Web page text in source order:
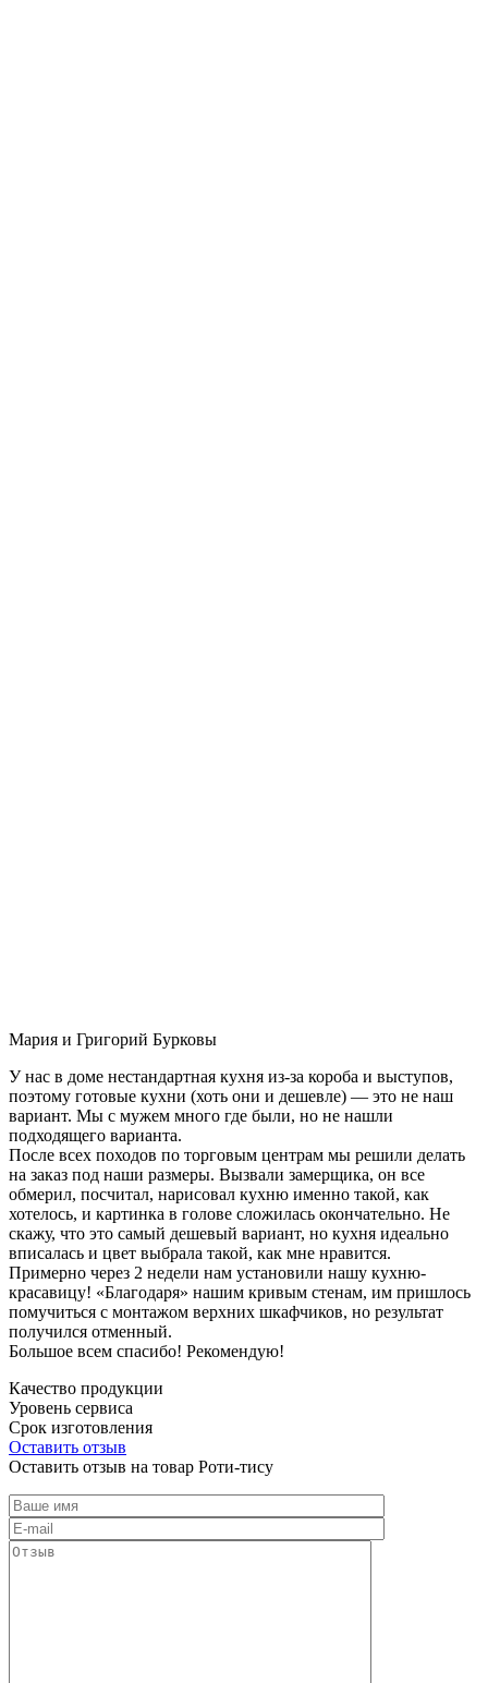
Мария и Григорий Бурковы
У нас в доме нестандартная кухня из-за короба и выступов,
поэтому готовые кухни (хоть они и дешевле) — это не наш
вариант. Мы с мужем много где были, но не нашли
подходящего варианта.
После всех походов по торговым центрам мы решили делать
на заказ под наши размеры. Вызвали замерщика, он все
обмерил, посчитал, нарисовал кухню именно такой, как
хотелось, и картинка в голове сложилась окончательно. Не
скажу, что это самый дешевый вариант, но кухня идеально
вписалась и цвет выбрала такой, как мне нравится.
Примерно через 2 недели нам установили нашу кухню-
красавицу! «Благодаря» нашим кривым стенам, им пришлось
помучиться с монтажом верхних шкафчиков, но результат
получился отменный.
Большое всем спасибо! Рекомендую!
Качество продукции
Уровень сервиса
Срок изготовления
Оставить отзыв
Оставить отзыв на товар Роти-тису